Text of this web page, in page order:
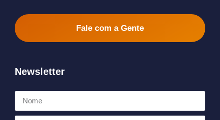
Fale com a Gente
Newsletter